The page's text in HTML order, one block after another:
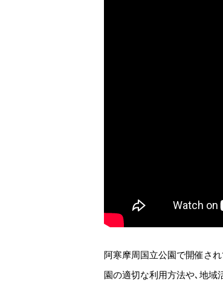
阿寒摩周国立公園で開催さ
園の適切な利用方法や､地域